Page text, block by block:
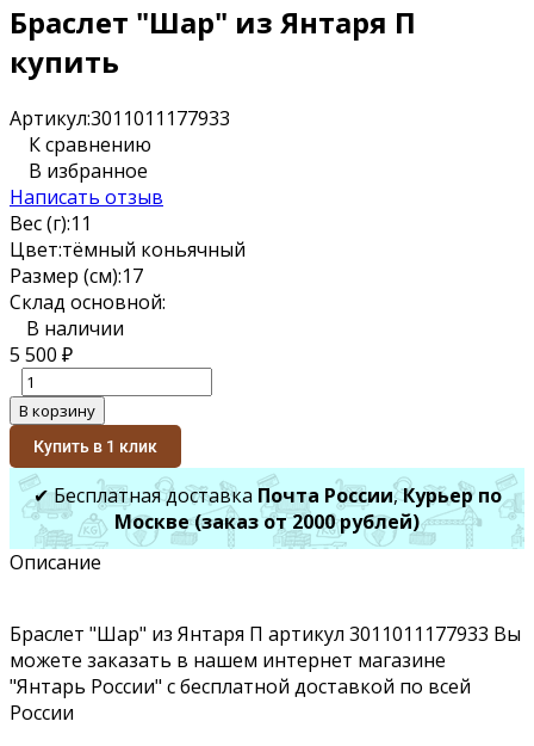
Браслет "Шар" из Янтаря П
купить
Артикул:3011011177933
К сравнению
В избранное
Написать отзыв
Вес (г):11
Цвет:тёмный коньячный
Размер (см):17
Склад основной:
В наличии
5 500 ₽
В корзину
Купить в 1 клик
✔ Бесплатная доставка Почта России,Курьер по
Москве (заказ от 2000 рублей)
Описание
Браслет "Шар" из Янтаря П артикул 3011011177933 Вы
можете заказать в нашем интернет магазине
"Янтарь России" с бесплатной доставкой по всей
России